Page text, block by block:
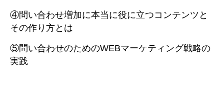
④問い合わせ増加に本当に役に立つコンテンツと
その作り方とは
⑤問い合わせのためのWEBマーケティング戦略の
実践